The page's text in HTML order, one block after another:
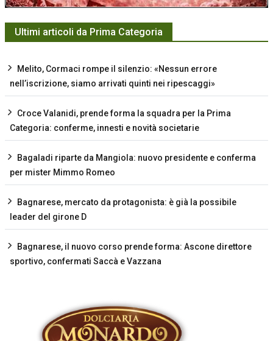
Ultimi articoli da Prima Categoria
Melito, Cormaci rompe il silenzio: «Nessun errore
nell’iscrizione, siamo arrivati quinti nei ripescaggi»
Croce Valanidi, prende forma la squadra per la Prima
Categoria: conferme, innesti e novità societarie
Bagaladi riparte da Mangiola: nuovo presidente e conferma
per mister Mimmo Romeo
Bagnarese, mercato da protagonista: è già la possibile
leader del girone D
Bagnarese, il nuovo corso prende forma: Ascone direttore
sportivo, confermati Saccà e Vazzana